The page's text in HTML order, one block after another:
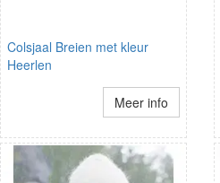
Colsjaal Breien met kleur
Heerlen
Meer info